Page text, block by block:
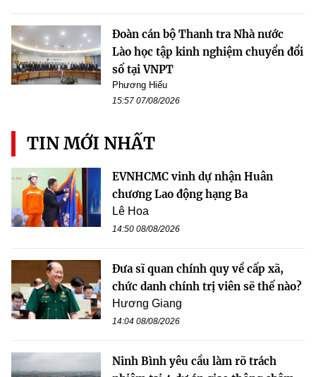
Đoàn cán bộ Thanh tra Nhà nước
Lào học tập kinh nghiệm chuyển đổi
số tại VNPT
Phương Hiếu
15:57 07/08/2026
TIN MỚI NHẤT
EVNHCMC vinh dự nhận Huân
chương Lao động hạng Ba
Lê Hoa
14:50 08/08/2026
Đưa sĩ quan chính quy về cấp xã,
chức danh chính trị viên sẽ thế nào?
Hương Giang
14:04 08/08/2026
Ninh Bình yêu cầu làm rõ trách